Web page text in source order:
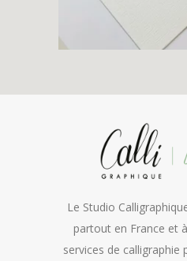
Le Studio
partout en France et
services de calligraphie